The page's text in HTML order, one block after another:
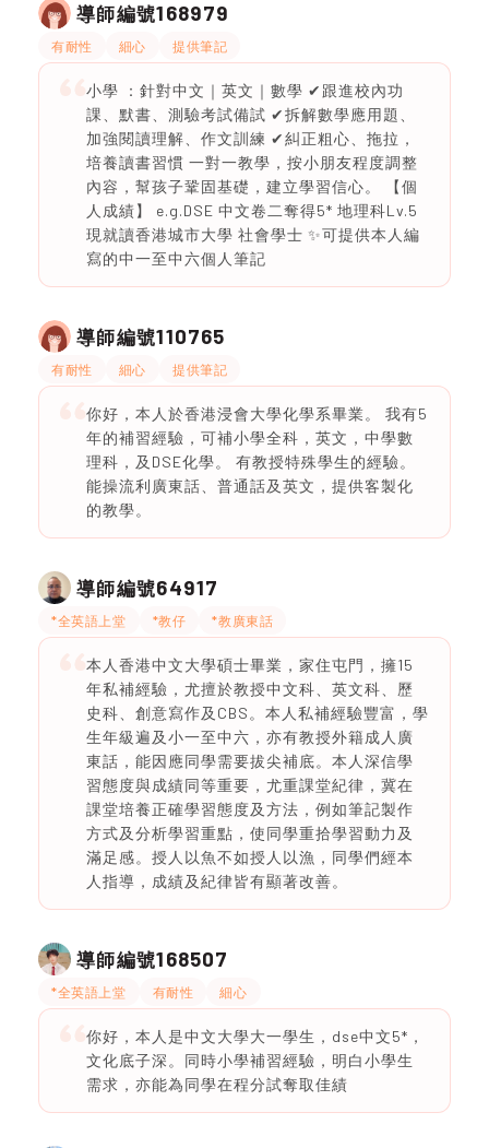
導師編號168979
有耐性 細心 提供筆記
小學 ：針對中文｜英文｜數學 ✔跟進校內功
課、默書、測驗考試備試 ✔拆解數學應用題、
加強閱讀理解、作文訓練 ✔糾正粗心、拖拉，
培養讀書習慣 一對一教學，按小朋友程度調整
內容，幫孩子鞏固基礎，建立學習信心。 【個
人成績】 e.g.DSE 中文卷二奪得5* 地理科Lv.5
現就讀香港城市大學 社會學士 ✨可提供本人編
寫的中一至中六個人筆記
導師編號110765
有耐性 細心 提供筆記
你好，本人於香港浸會大學化學系畢業。 我有5
年的補習經驗，可補小學全科，英文，中學數
理科，及DSE化學。 有教授特殊學生的經驗。
能操流利廣東話、普通話及英文，提供客製化
的教學。
導師編號64917
*全英語上堂 *教仔 *教廣東話
本人香港中文大學碩士畢業，家住屯門，擁15
年私補經驗，尤擅於教授中文科、英文科、歷
史科、創意寫作及CBS。本人私補經驗豐富，學
生年級遍及小一至中六，亦有教授外籍成人廣
東話，能因應同學需要拔尖補底。本人深信學
習態度與成績同等重要，尤重課堂紀律，冀在
課堂培養正確學習態度及方法，例如筆記製作
方式及分析學習重點，使同學重拾學習動力及
滿足感。授人以魚不如授人以漁，同學們經本
人指導，成績及紀律皆有顯著改善。
導師編號168507
*全英語上堂 有耐性 細心
你好，本人是中文大學大一學生，dse中文5*，
文化底子深。同時小學補習經驗，明白小學生
需求，亦能為同學在程分試奪取佳績